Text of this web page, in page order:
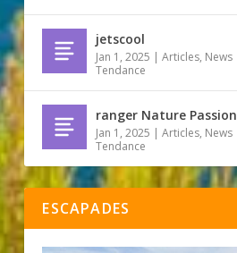
jetscool
Jan 1, 2025 |Articles, News
Tendance
ranger Nature Passion
Jan 1, 2025 |Articles, News
Tendance
ESCAPADES